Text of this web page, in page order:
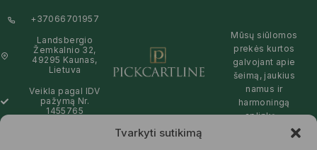
Tvarkyti sutikimą
+37066701957
Landsbergio
Žemkalnio 32,
49295 Kaunas,
Lietuva
Veikla pagal IDV
pažymą Nr.
1455765
Mūsų siūlomos
prekės kurtos
galvojant apie
šeimą, jaukius
namus ir
harmoningą
aplinką –